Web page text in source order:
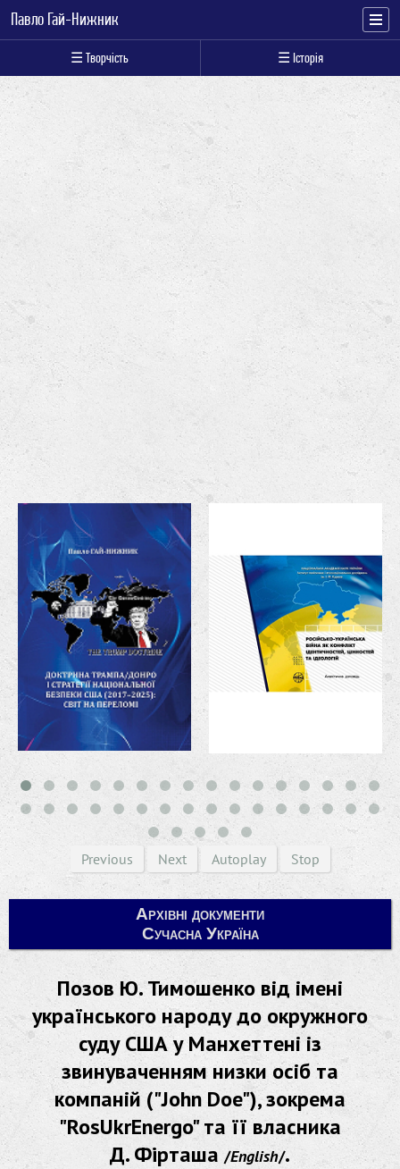
Павло Гай-Нижник
☰ Творчість ☰ Історія
Previous Next Autoplay Stop
Архівні документи
Сучасна Україна
Позов Ю. Тимошенко від імені
українського народу до окружного
суду США у Манхеттені із
звинуваченням низки осіб та
компаній ("John Doe"), зокрема
"RosUkrEnergo" та її власника
Д. Фiрташа /English/.